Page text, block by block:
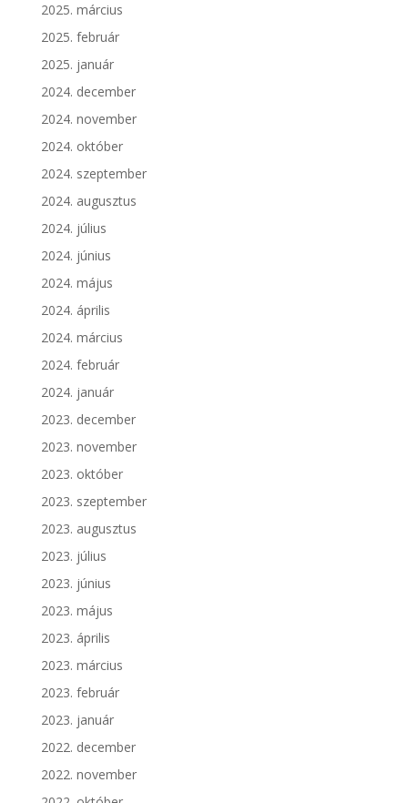
2025. március
2025. február
2025. január
2024. december
2024. november
2024. október
2024. szeptember
2024. augusztus
2024. július
2024. június
2024. május
2024. április
2024. március
2024. február
2024. január
2023. december
2023. november
2023. október
2023. szeptember
2023. augusztus
2023. július
2023. június
2023. május
2023. április
2023. március
2023. február
2023. január
2022. december
2022. november